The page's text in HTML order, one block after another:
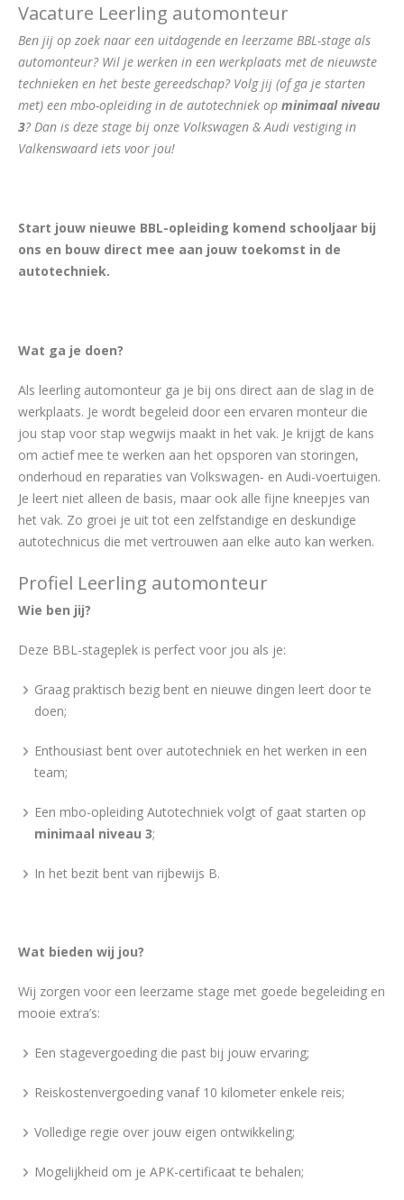
Vacature Leerling automonteur
Ben jij op zoek naar een uitdagende en leerzame BBL-stage als
automonteur? Wil je werken in een werkplaats met de nieuwste
technieken en het beste gereedschap? Volg jij (of ga je starten
met) een mbo-opleiding in de autotechniek op minimaal niveau
3? Dan is deze stage bij onze Volkswagen & Audi vestiging in
Valkenswaard iets voor jou!
Start jouw nieuwe BBL-opleiding komend schooljaar bij
ons en bouw direct mee aan jouw toekomst in de
autotechniek.
Wat ga je doen?
Als leerling automonteur ga je bij ons direct aan de slag in de
werkplaats. Je wordt begeleid door een ervaren monteur die
jou stap voor stap wegwijs maakt in het vak. Je krijgt de kans
om actief mee te werken aan het opsporen van storingen,
onderhoud en reparaties van Volkswagen- en Audi-voertuigen.
Je leert niet alleen de basis, maar ook alle fijne kneepjes van
het vak. Zo groei je uit tot een zelfstandige en deskundige
autotechnicus die met vertrouwen aan elke auto kan werken.
Profiel Leerling automonteur
Wie ben jij?
Deze BBL-stageplek is perfect voor jou als je:
Graag praktisch bezig bent en nieuwe dingen leert door te
doen;
Enthousiast bent over autotechniek en het werken in een
team;
Een mbo-opleiding Autotechniek volgt of gaat starten op
minimaal niveau 3;
In het bezit bent van rijbewijs B.
Wat bieden wij jou?
Wij zorgen voor een leerzame stage met goede begeleiding en
mooie extra’s:
Een stagevergoeding die past bij jouw ervaring;
Reiskostenvergoeding vanaf 10 kilometer enkele reis;
Volledige regie over jouw eigen ontwikkeling;
Mogelijkheid om je APK-certificaat te behalen;